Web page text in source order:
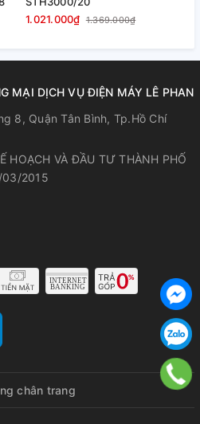
bằng inox cao
bề mặt vải, chức năng phun hơi
mọi góc khó ủi của quần
đứng có dung tích
ml
1.021.000₫ 1.369.000₫
MẠI DỊCH VỤ ĐIỆN MÁY LÊ PHAN
8, Quận Tân Bình, Tp.Hồ Chí
HOẠCH VÀ ĐẦU TƯ THÀNH PHỐ
03/2015
chân trang